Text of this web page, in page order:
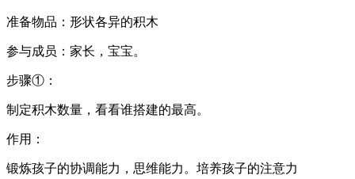
准备物品：形状各异的积木
参与成员：家长，宝宝。
步骤①：
制定积木数量，看看谁搭建的最高。
作用：
锻炼孩子的协调能力，思维能力。培养孩子的注意力